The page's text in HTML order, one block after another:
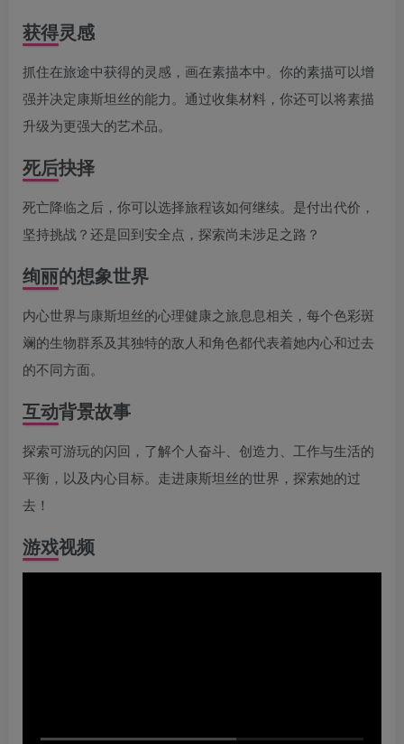
获得灵感
抓住在旅途中获得的灵感，画在素描本中。你的素描可以增
强并决定康斯坦丝的能力。通过收集材料，你还可以将素描
升级为更强大的艺术品。
死后抉择
死亡降临之后，你可以选择旅程该如何继续。是付出代价，
坚持挑战？还是回到安全点，探索尚未涉足之路？
绚丽的想象世界
内心世界与康斯坦丝的心理健康之旅息息相关，每个色彩斑
斓的生物群系及其独特的敌人和角色都代表着她内心和过去
的不同方面。
互动背景故事
探索可游玩的闪回，了解个人奋斗、创造力、工作与生活的
平衡，以及内心目标。走进康斯坦丝的世界，探索她的过
去！
游戏视频